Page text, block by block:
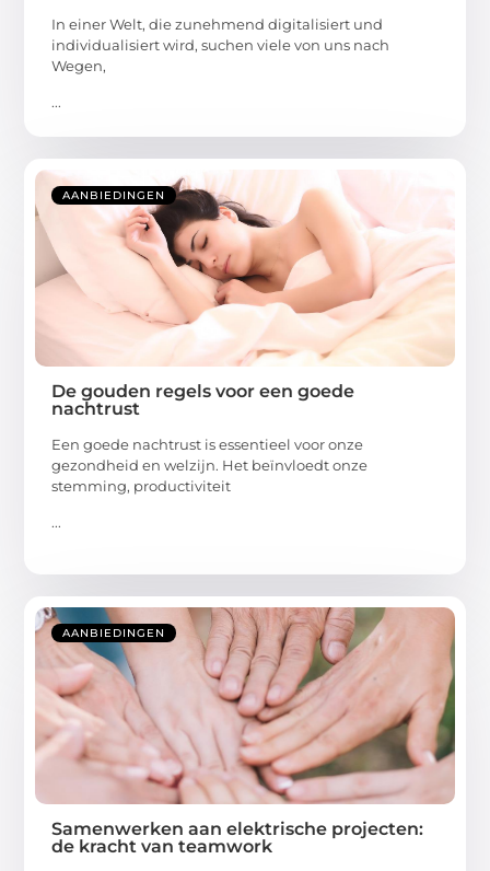
In einer Welt, die zunehmend digitalisiert und
individualisiert wird, suchen viele von uns nach
Wegen,
...
AANBIEDINGEN
De gouden regels voor een goede
nachtrust
Een goede nachtrust is essentieel voor onze
gezondheid en welzijn. Het beïnvloedt onze
stemming, productiviteit
...
AANBIEDINGEN
Samenwerken aan elektrische projecten:
de kracht van teamwork